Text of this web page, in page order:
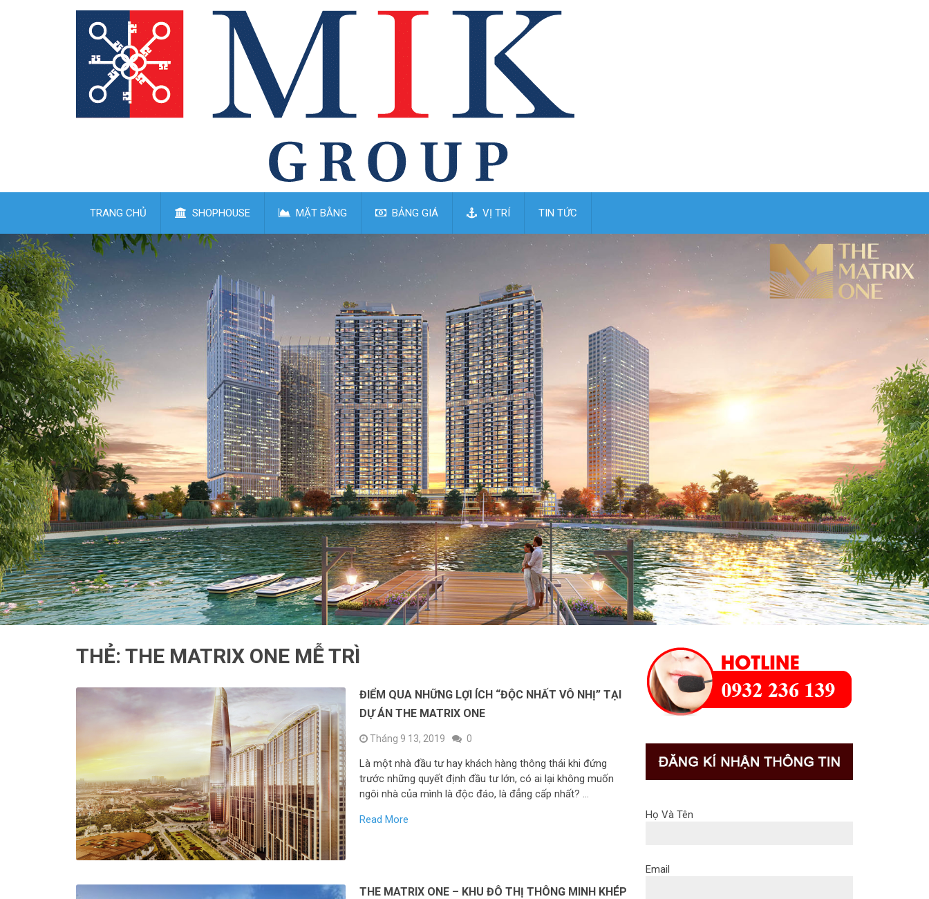
TRANG CHỦ SHOPHOUSE MẶT BẰNG BẢNG GIÁ VỊ TRÍ TIN TỨC
THẺ: THE MATRIX ONE MỄ TRÌ
ĐIỂM QUA NHỮNG LỢI ÍCH “ĐỘC NHẤT VÔ NHỊ” TẠI
DỰ ÁN THE MATRIX ONE
Tháng 9 13, 2019 0
Là một nhà đầu tư hay khách hàng thông thái khi đứng
trước những quyết định đầu tư lớn, có ai lại không muốn
ngôi nhà của mình là độc đáo, là đẳng cấp nhất? …
Read More
THE MATRIX ONE – KHU ĐÔ THỊ THÔNG MINH KHÉP
Họ Và Tên
Email